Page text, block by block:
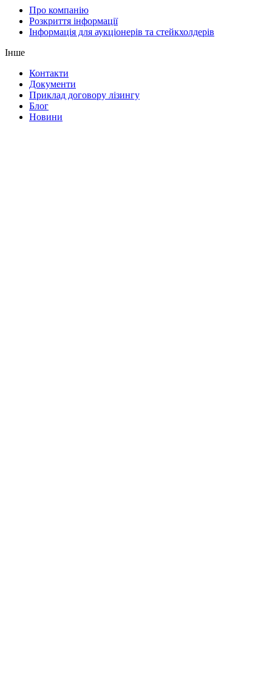
Про компанію
Розкриття інформації
Інформація для аукціонерів та стейкхолдерів
Інше
Контакти
Документи
Приклад договору лізингу
Блог
Новини